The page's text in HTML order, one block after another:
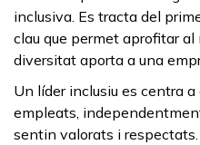
inclusiva. Es tracta del
clau que permet aprofitar
diversitat aporta a una
Un líder inclusiu es centra
empleats,
sentin valorats i